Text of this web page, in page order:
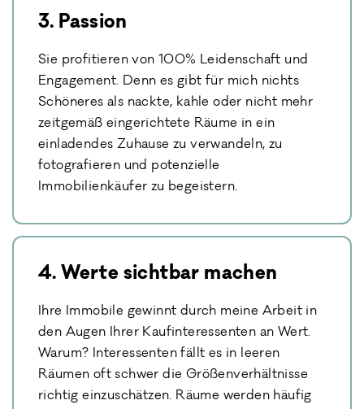
3. Passion
Sie profitieren von 100% Leidenschaft und
Engagement. Denn es gibt für mich nichts
Schöneres als nackte, kahle oder nicht mehr
zeitgemäß eingerichtete Räume in ein
einladendes Zuhause zu verwandeln, zu
fotografieren und potenzielle
Immobilienkäufer zu begeistern.
4. Werte sichtbar machen
Ihre Immobile gewinnt durch meine Arbeit in
den Augen Ihrer Kaufinteressenten an Wert.
Warum? Interessenten fällt es in leeren
Räumen oft schwer die Größenverhältnisse
richtig einzuschätzen. Räume werden häufig